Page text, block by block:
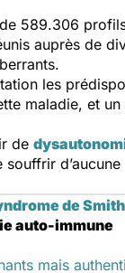
589.306
auprès de
les
maladie, et un
de
d’aucune
de
auto-immune
mais